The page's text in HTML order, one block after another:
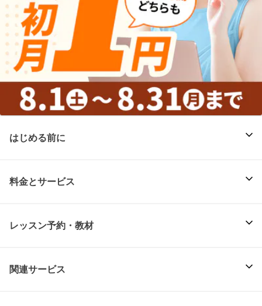
はじめる前に
料金とサービス
レッスン予約・教材
関連サービス